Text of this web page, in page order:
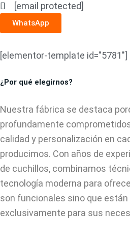
[email protected]
WhatsApp
[elementor-template id="5781"]
¿Por qué elegirnos?
Nuestra fábrica se destaca
profundamente
calidad y personalización en
producimos. Con años de
de cuchillos, combinamos
tecnología moderna para
son funcionales sino que
exclusivamente para sus